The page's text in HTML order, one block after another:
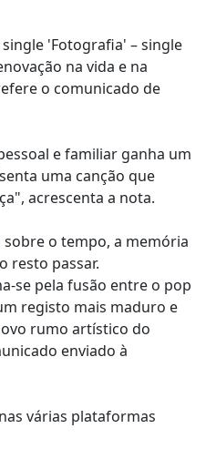
'Fotografia' – single
na vida e na
o comunicado de
e familiar ganha um
uma canção que
acrescenta a nota.
o tempo, a memória
resto passar.
se pela fusão entre o pop
registo mais maduro e
rumo artístico do
enviado à
várias plataformas